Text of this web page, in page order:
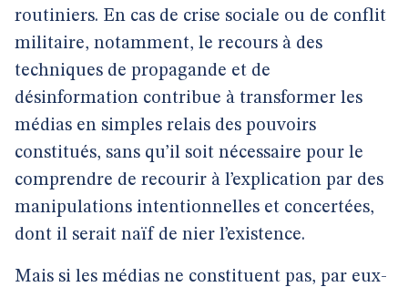
routiniers. En cas de crise sociale ou de conflit
militaire, notamment, le recours à des
techniques de propagande et de
désinformation contribue à transformer les
médias en simples relais des pouvoirs
constitués, sans qu’il soit nécessaire pour le
comprendre de recourir à l’explication par des
manipulations intentionnelles et concertées,
dont il serait naïf de nier l’existence.
Mais si les médias ne constituent pas, par eux-